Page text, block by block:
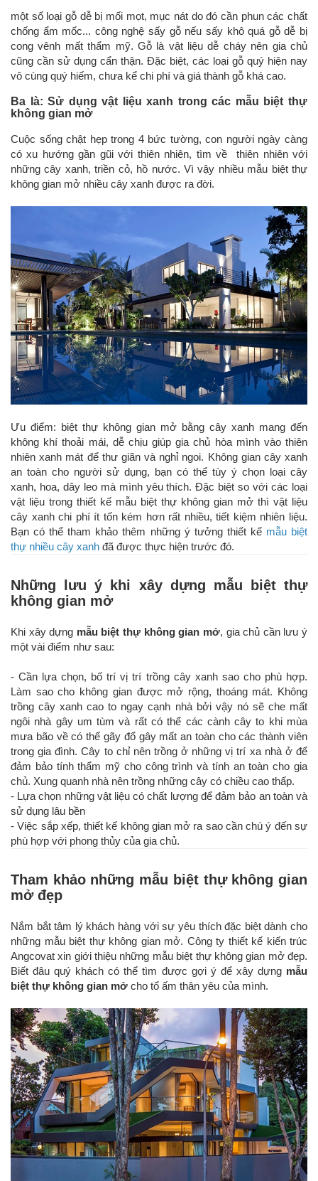
một số loại gỗ dễ bị mối mọt, mục nát do đó cần phun các chất
chống ẩm mốc... công nghệ sấy gỗ nếu sấy khô quá gỗ dễ bị
cong vênh mất thẩm mỹ. Gỗ là vật liệu dễ cháy nên gia chủ
cũng cần sử dụng cẩn thận. Đặc biệt, các loại gỗ quý hiện nay
vô cùng quý hiếm, chưa kể chi phí và giá thành gỗ khá cao.
Ba là: Sử dụng vật liệu xanh trong các mẫu biệt thự
không gian mở
Cuộc sống chật hẹp trong 4 bức tường, con người ngày càng
có xu hướng gần gũi với thiên nhiên, tìm về thiên nhiên với
những cây xanh, triền cỏ, hồ nước. Vì vậy nhiều mẫu biệt thự
không gian mở nhiều cây xanh được ra đời.
Ưu điểm: biệt thự không gian mở bằng cây xanh mang đến
không khí thoải mái, dễ chịu giúp gia chủ hòa mình vào thiên
nhiên xanh mát để thư giãn và nghỉ ngoi. Không gian cây xanh
an toàn cho người sử dụng, bạn có thể tùy ý chọn loại cây
xanh, hoa, dây leo mà mình yêu thích. Đặc biệt so với các loại
vật liệu trong thiết kế mẫu biệt thự không gian mở thì vật liệu
cây xanh chi phí ít tốn kém hơn rất nhiều, tiết kiệm nhiên liệu.
Bạn có thể tham khảo thêm những ý tưởng thiết kế mẫu biệt
thự nhiều cây xanh đã được thực hiện trước đó.
Những lưu ý khi xây dựng mẫu biệt thự
không gian mở
Khi xây dựng mẫu biệt thự không gian mở, gia chủ cần lưu ý
một vài điểm như sau:
- Cần lựa chọn, bố trí vị trí trồng cây xanh sao cho phù hợp.
Làm sao cho không gian được mở rộng, thoáng mát. Không
trồng cây xanh cao to ngay cạnh nhà bởi vậy nó sẽ che mất
ngôi nhà gây um tùm và rất có thể các cành cây to khi mùa
mưa bão về có thể gãy đổ gây mất an toàn cho các thành viên
trong gia đình. Cây to chỉ nên trồng ở những vị trí xa nhà ở để
đảm bảo tính thẩm mỹ cho công trình và tính an toàn cho gia
chủ. Xung quanh nhà nên trồng những cây có chiều cao thấp.
- Lựa chọn những vật liệu có chất lượng để đảm bảo an toàn và
sử dụng lâu bền
- Việc sắp xếp, thiết kế không gian mở ra sao cần chú ý đến sự
phù hợp với phong thủy của gia chủ.
Tham khảo những mẫu biệt thự không gian
mở đẹp
Nắm bắt tâm lý khách hàng với sự yêu thích đặc biệt dành cho
những mẫu biệt thự không gian mở. Công ty thiết kế kiến trúc
Angcovat xin giới thiệu những mẫu biệt thự không gian mở đẹp.
Biết đâu quý khách có thể tìm được gợi ý để xây dựng mẫu
biệt thự không gian mở cho tổ ấm thân yêu của mình.